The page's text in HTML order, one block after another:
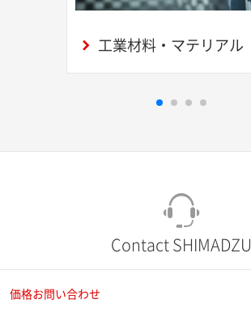
工業材料・マテリアル
Contact SHIMADZU
価格お問い合わせ